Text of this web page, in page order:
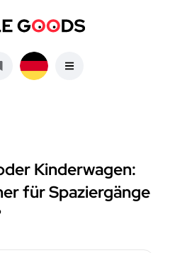
Kinderwagen:
für Spaziergänge